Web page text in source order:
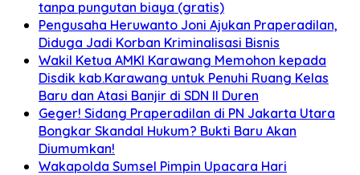
tanpa pungutan biaya (gratis)
Pengusaha Heruwanto Joni Ajukan Praperadilan,
Diduga Jadi Korban Kriminalisasi Bisnis
Wakil Ketua AMKI Karawang Memohon kepada
Disdik kab.Karawang untuk Penuhi Ruang Kelas
Baru dan Atasi Banjir di SDN II Duren
Geger! Sidang Praperadilan di PN Jakarta Utara
Bongkar Skandal Hukum? Bukti Baru Akan
Diumumkan!
Wakapolda Sumsel Pimpin Upacara Hari